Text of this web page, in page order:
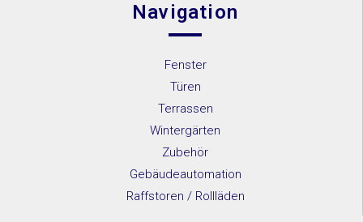
IGLO
Navigation
Fenster
Türen
Terrassen
Wintergärten
Zubehör
Gebäudeautomation
Raffstoren / Rollläden